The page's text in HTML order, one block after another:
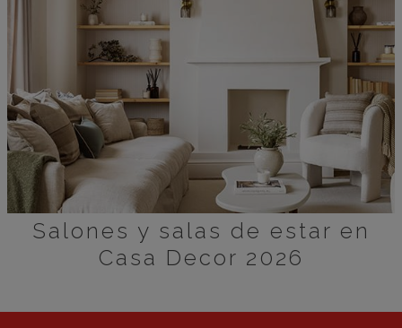
Salones y salas de estar en
Casa Decor 2026